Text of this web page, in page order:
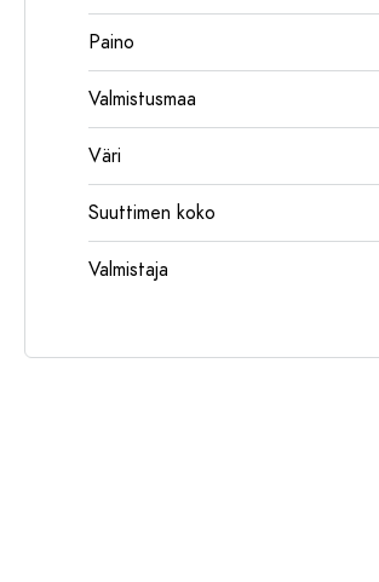
Paino
Valmistusmaa
Väri
Suuttimen koko
Valmistaja